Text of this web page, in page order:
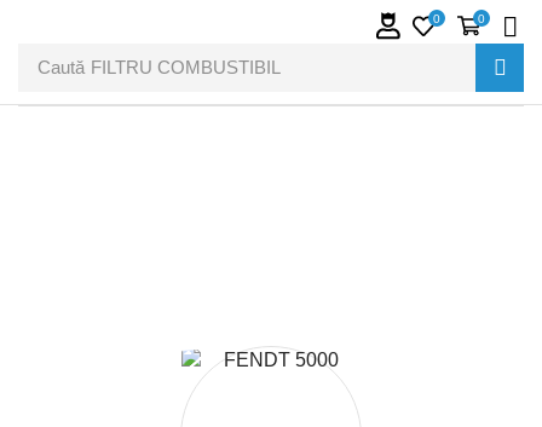
Caută FILTRU COMBUSTIBIL
0 0